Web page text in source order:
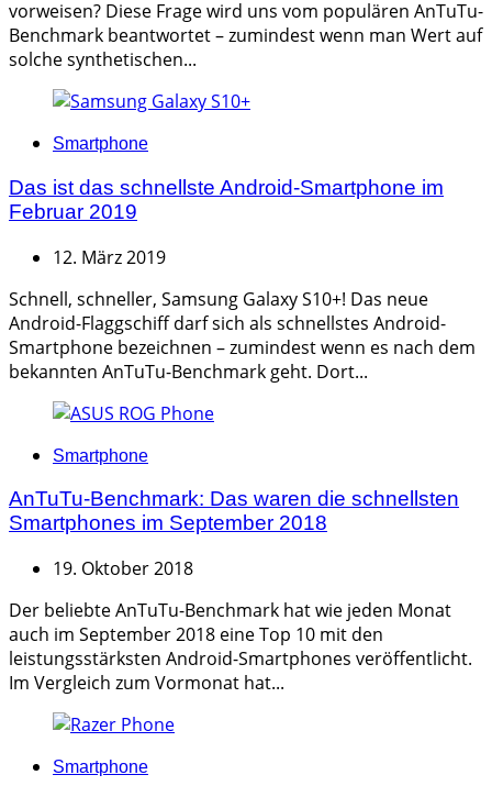
vorweisen? Diese Frage wird uns vom populären AnTuTu-
Benchmark beantwortet – zumindest wenn man Wert auf
solche synthetischen...
Categories
Smartphone
Das ist das schnellste Android-Smartphone im
Februar 2019
12. März 2019
Schnell, schneller, Samsung Galaxy S10+! Das neue
Android-Flaggschiff darf sich als schnellstes Android-
Smartphone bezeichnen – zumindest wenn es nach dem
bekannten AnTuTu-Benchmark geht. Dort...
Categories
Smartphone
AnTuTu-Benchmark: Das waren die schnellsten
Smartphones im September 2018
19. Oktober 2018
Der beliebte AnTuTu-Benchmark hat wie jeden Monat
auch im September 2018 eine Top 10 mit den
leistungsstärksten Android-Smartphones veröffentlicht.
Im Vergleich zum Vormonat hat...
Categories
Smartphone